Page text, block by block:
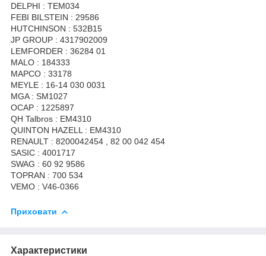
DELPHI : TEM034
FEBI BILSTEIN : 29586
HUTCHINSON : 532B15
JP GROUP : 4317902009
LEMFORDER : 36284 01
MALO : 184333
MAPCO : 33178
MEYLE : 16-14 030 0031
MGA : SM1027
OCAP : 1225897
QH Talbros : EM4310
QUINTON HAZELL : EM4310
RENAULT : 8200042454 , 82 00 042 454
SASIC : 4001717
SWAG : 60 92 9586
TOPRAN : 700 534
VEMO : V46-0366
Приховати
Характеристики